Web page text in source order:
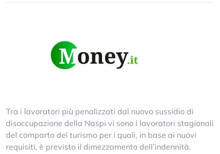
Tra i lavoratori più penalizzati dal nuovo sussidio di
disoccupazione della Naspi vi sono i lavoratori stagionali
del comparto del turismo per i quali, in base ai nuovi
requisiti, è previsto il dimezzamento dell’indennità.